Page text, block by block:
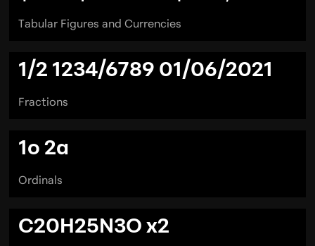
Tabular Figures and Currencies
1/2 1234/6789 01/06/2021
Fractions
1o 2a
Ordinals
C20H25N3Ox2